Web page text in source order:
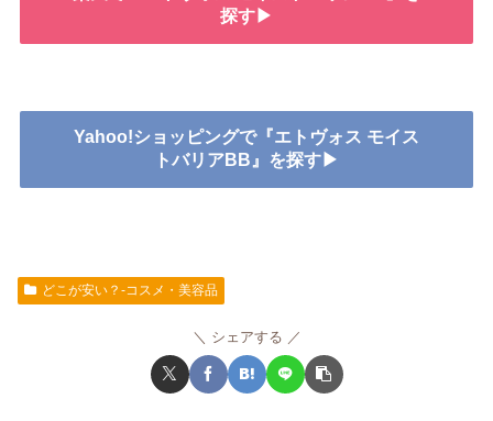
探す▶
Yahoo!ショッピングで『エトヴォス モイス
トバリアBB』を探す▶
どこが安い？-コスメ・美容品
シェアする